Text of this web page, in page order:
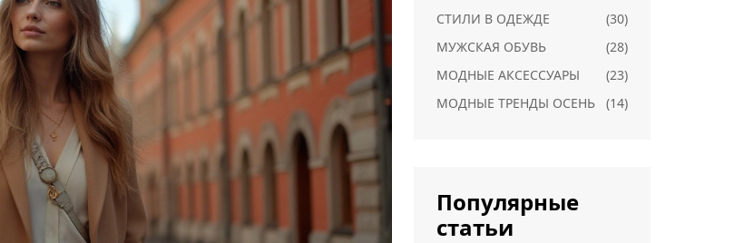
СТИЛИ В ОДЕЖДЕ
(30)
МУЖСКАЯ ОБУВЬ
(28)
МОДНЫЕ АКСЕССУАРЫ
(23)
МОДНЫЕ ТРЕНДЫ ОСЕНЬ
(14)
Популярные
статьи